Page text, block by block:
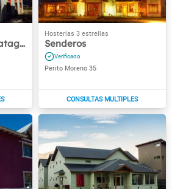
Hostería Alma de Patagonia Senderos
Perito Moreno 35